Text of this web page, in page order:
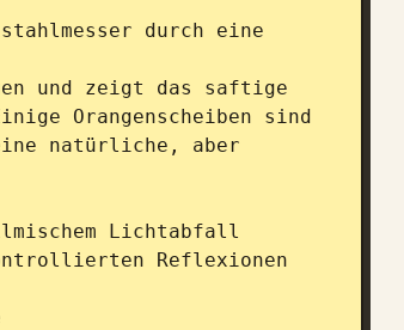
durch eine
und zeigt das saftige
Orangenscheiben sind
natürliche, aber
Lichtabfall
Reflexionen